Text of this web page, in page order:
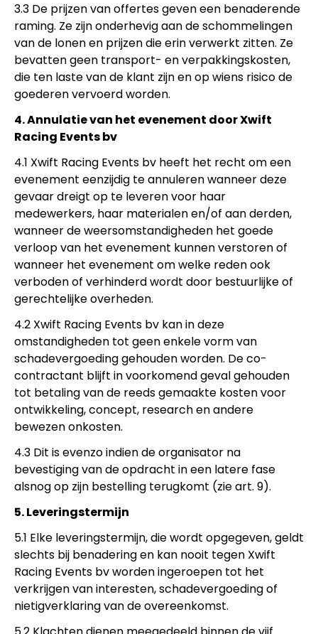
3.3 De prijzen van offertes geven een benaderende
raming. Ze zijn onderhevig aan de schommelingen
van de lonen en prijzen die erin verwerkt zitten. Ze
bevatten geen transport- en verpakkingskosten,
die ten laste van de klant zijn en op wiens risico de
goederen vervoerd worden.
4. Annulatie van het evenement door Xwift
Racing Events bv
4.1 Xwift Racing Events bv heeft het recht om een
evenement eenzijdig te annuleren wanneer deze
gevaar dreigt op te leveren voor haar
medewerkers, haar materialen en/of aan derden,
wanneer de weersomstandigheden het goede
verloop van het evenement kunnen verstoren of
wanneer het evenement om welke reden ook
verboden of verhinderd wordt door bestuurlijke of
gerechtelijke overheden.
4.2 Xwift Racing Events bv kan in deze
omstandigheden tot geen enkele vorm van
schadevergoeding gehouden worden. De co-
contractant blijft in voorkomend geval gehouden
tot betaling van de reeds gemaakte kosten voor
ontwikkeling, concept, research en andere
bewezen onkosten.
4.3 Dit is evenzo indien de organisator na
bevestiging van de opdracht in een latere fase
alsnog op zijn bestelling terugkomt (zie art. 9).
5. Leveringstermijn
5.1 Elke leveringstermijn, die wordt opgegeven, geldt
slechts bij benadering en kan nooit tegen Xwift
Racing Events bv worden ingeroepen tot het
verkrijgen van interesten, schadevergoeding of
nietigverklaring van de overeenkomst.